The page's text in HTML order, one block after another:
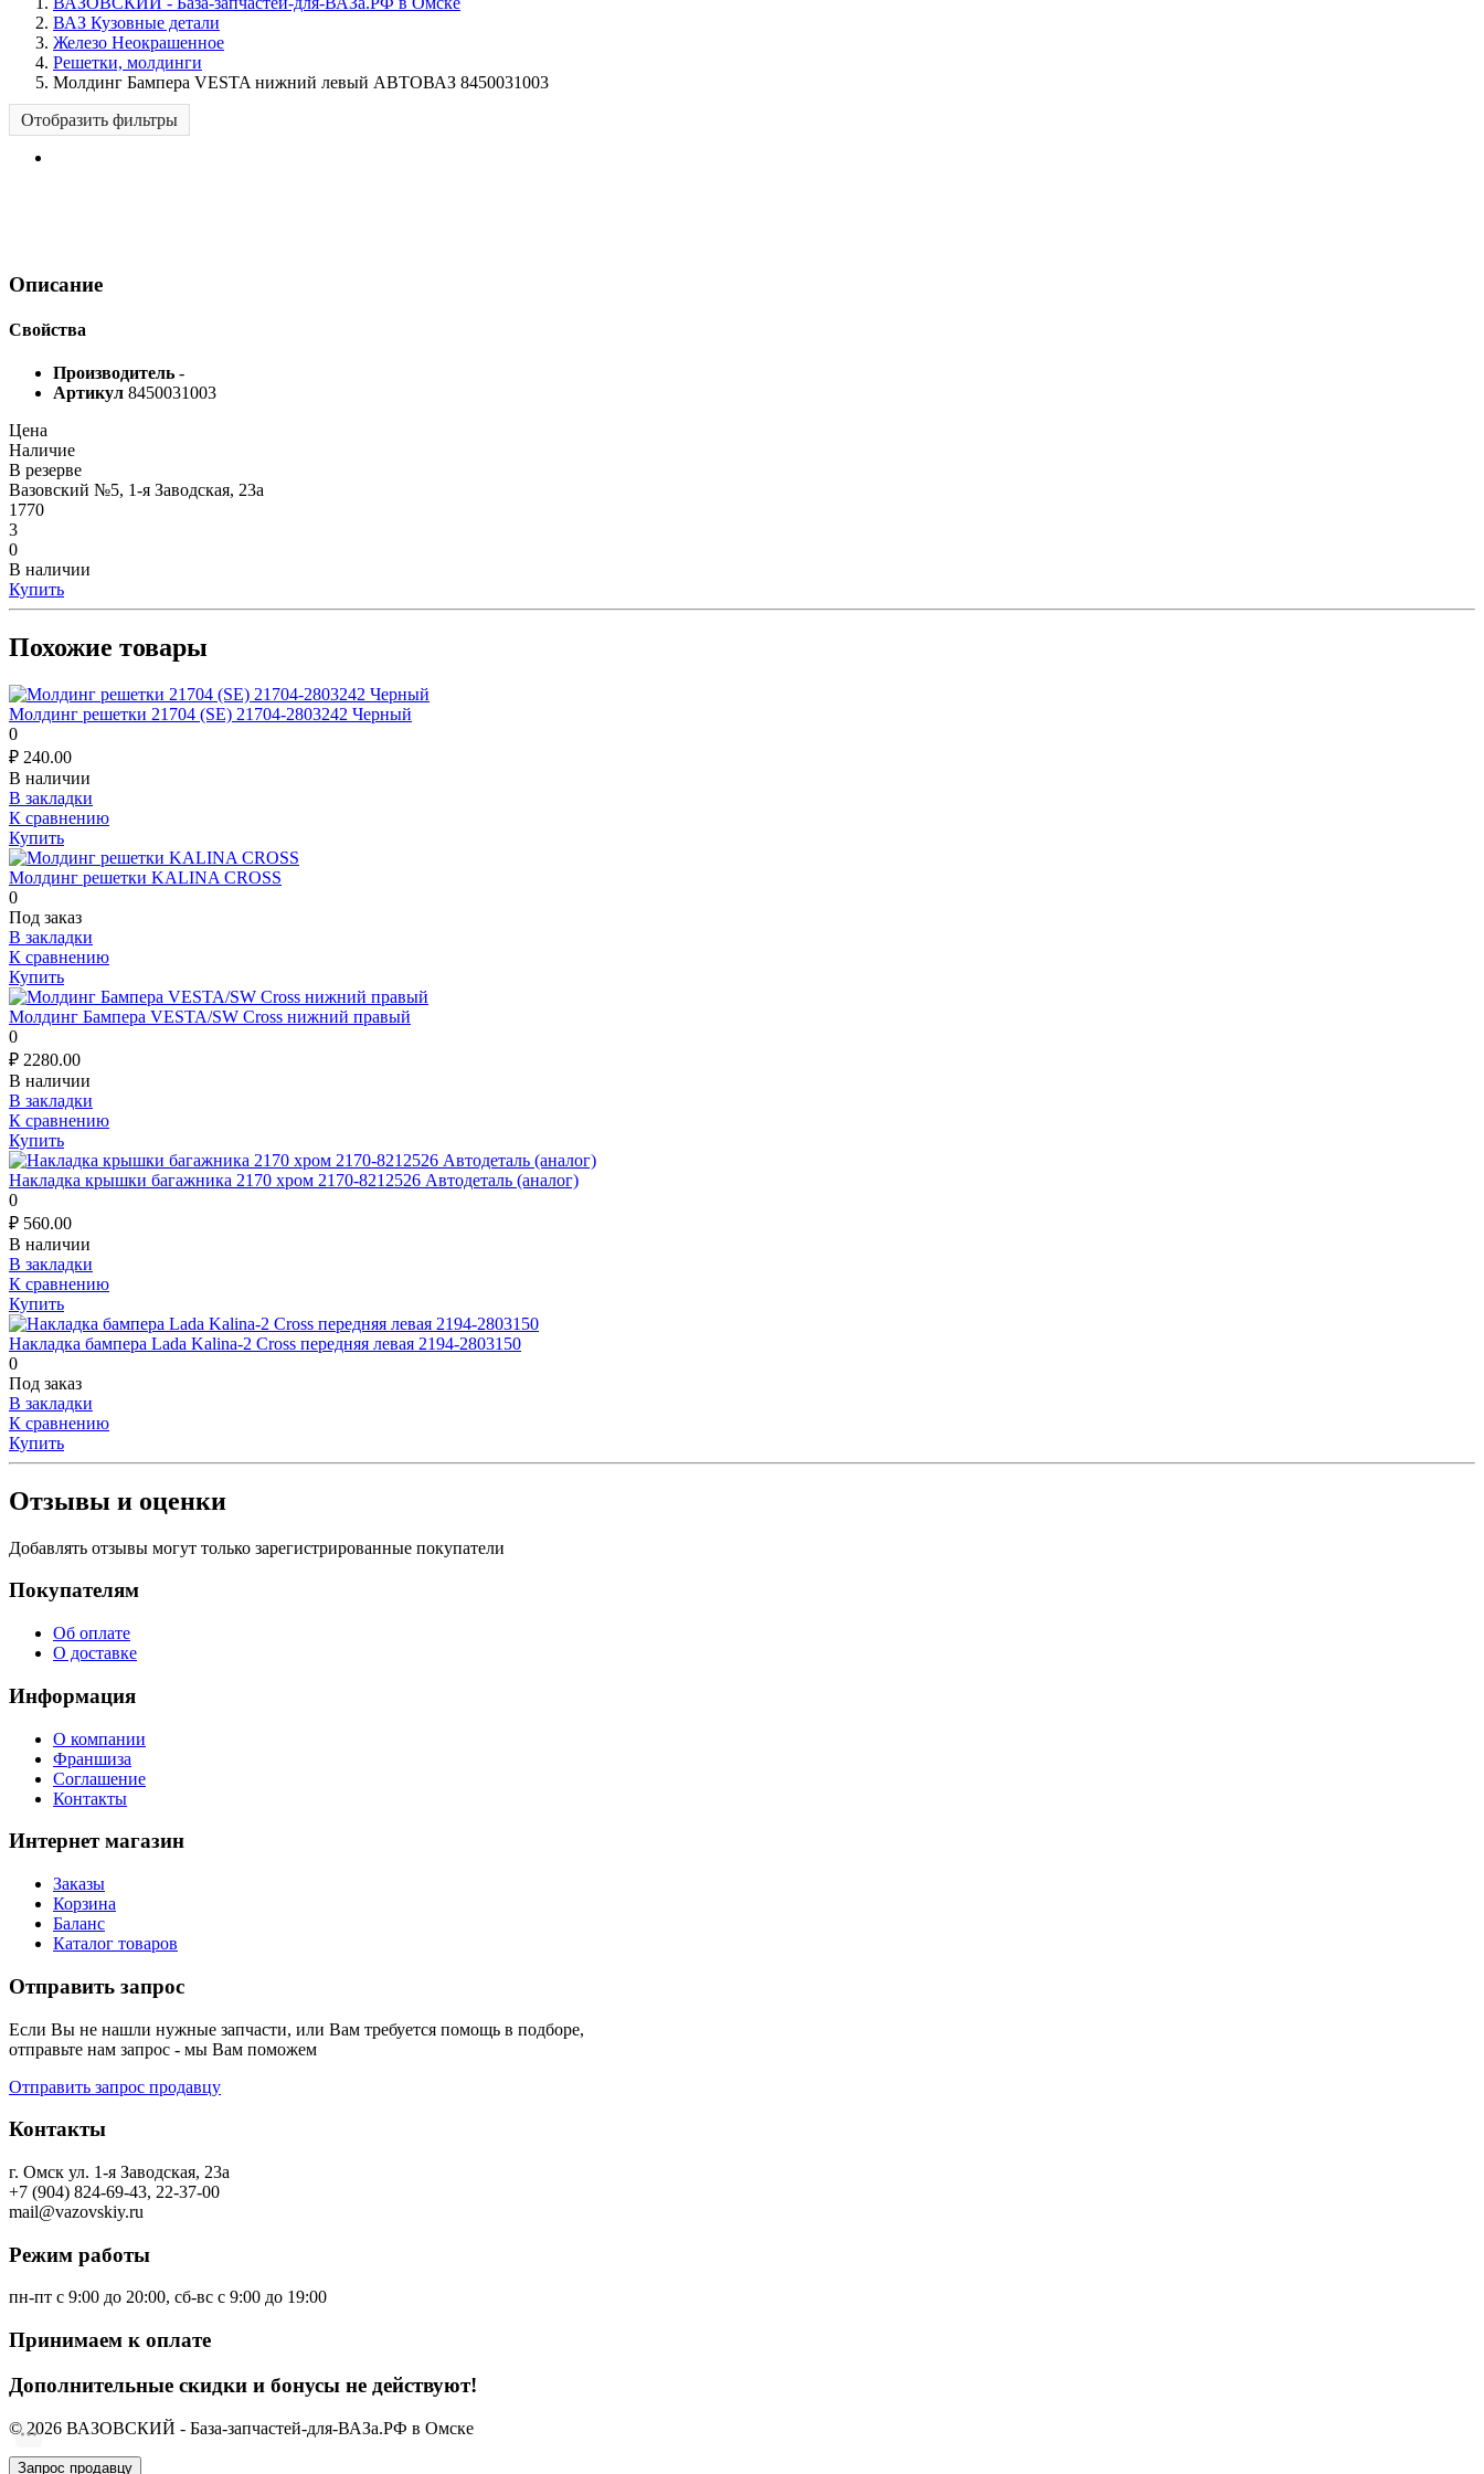
ВАЗ Кузовные детали
Железо Неокрашенное
Решетки, молдинги
Молдинг Бампера VESTA нижний левый АВТОВАЗ 8450031003
Отобразить фильтры
Описание
Свойства
Производитель -
Артикул 8450031003
Цена
Наличие
В резерве
Вазовский №5, 1-я Заводская, 23а
1770
3
0
В наличии
Купить
Похожие товары
Молдинг решетки 21704 (SE) 21704-2803242 Черный
0
₽ 240.00
В наличии
В закладки
К сравнению
Купить
Молдинг решетки KALINA CROSS
0
Под заказ
В закладки
К сравнению
Купить
Молдинг Бампера VESTA/SW Cross нижний правый
0
₽ 2280.00
В наличии
В закладки
К сравнению
Купить
Накладка крышки багажника 2170 хром 2170-8212526 Автодеталь (аналог)
0
₽ 560.00
В наличии
В закладки
К сравнению
Купить
Накладка бампера Lada Kalina-2 Cross передняя левая 2194-2803150
0
Под заказ
В закладки
К сравнению
Купить
Отзывы и оценки
Добавлять отзывы могут только зарегистрированные покупатели
Покупателям
Об оплате
О доставке
Информация
О компании
Франшиза
Соглашение
Контакты
Интернет магазин
Заказы
Корзина
Баланс
Каталог товаров
Отправить запрос
Если Вы не нашли нужные запчасти, или Вам требуется помощь в подборе,
отправьте нам запрос - мы Вам поможем
Отправить запрос продавцу
Контакты
г. Омск ул. 1-я Заводская, 23а
+7 (904) 824-69-43, 22-37-00
mail@vazovskiy.ru
Режим работы
пн-пт с 9:00 до 20:00, сб-вс с 9:00 до 19:00
Принимаем к оплате
Дополнительные скидки и бонусы не действуют!
© 2026 ВАЗОВСКИЙ - База-запчастей-для-ВАЗа.РФ в Омске
Запрос продавцу